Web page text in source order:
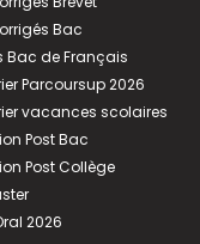
Bac
Bac de Français
Parcoursup 2026
vacances scolaires
Post Bac
Post Collège
2026